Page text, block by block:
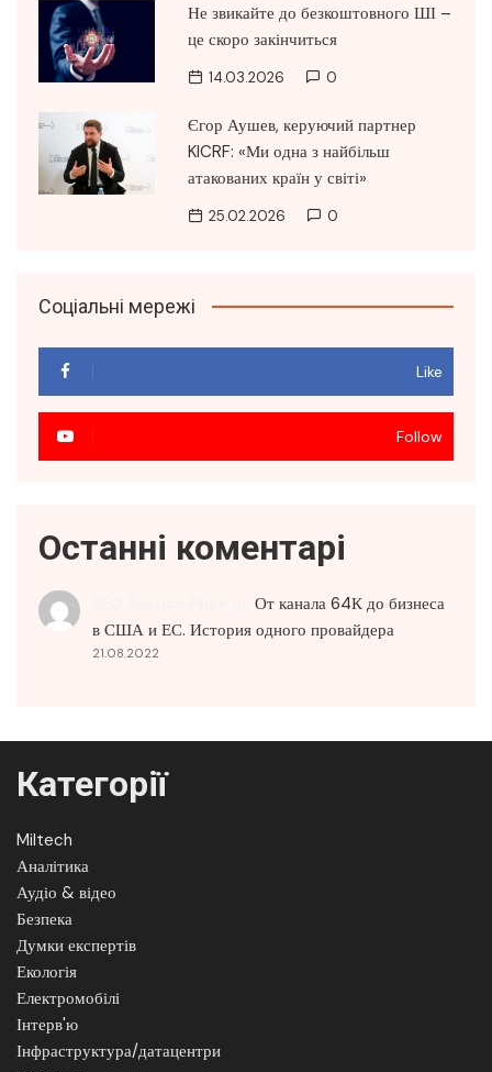
Не звикайте до безкоштовного ШІ –
це скоро закінчиться
14.03.2026 0
Єгор Аушев, керуючий партнер
KICRF: «Ми одна з найбільш
атакованих країн у світі»
25.02.2026 0
Соціальні мережі
Like
Follow
Останні коментарі
От канала 64К до бизнеса
в США и ЕС. История одного провайдера
21.08.2022
Категорії
Miltech
Аналітика
Аудіо & відео
Безпека
Думки експертів
Екологія
Електромобілі
Інтерв'ю
Інфраструктура/датацентри